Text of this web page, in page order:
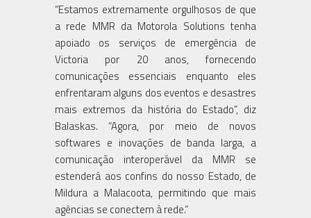
“Estamos extremamente orgulhosos de que
a rede MMR da Motorola Solutions tenha
apoiado os serviços de emergência de
Victoria por 20 anos, fornecendo
comunicações essenciais enquanto eles
enfrentaram alguns dos eventos e desastres
mais extremos da história do Estado”, diz
Balaskas. “Agora, por meio de novos
softwares e inovações de banda larga, a
comunicação interoperável da MMR se
estenderá aos confins do nosso Estado, de
Mildura a Malacoota, permitindo que mais
agências se conectem à rede.”